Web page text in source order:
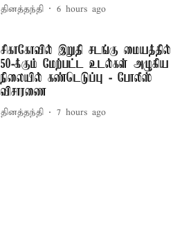
தினத்தந்தி 6 hours ago
சிகாகோவில் இறுதி சடங்கு மையத்தில்
50-க்கும் மேற்பட்ட உடல்கள் அழுகிய
நிலையில் கண்டெடுப்பு - போலீஸ்
விசாரணை
தினத்தந்தி 7 hours ago